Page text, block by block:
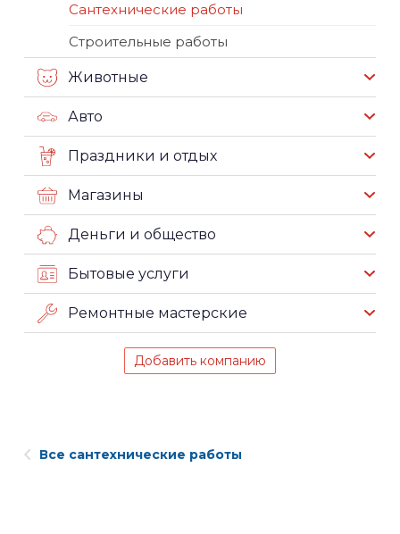
Сантехнические работы
Строительные работы
Животные
Авто
Праздники и отдых
Магазины
Деньги и общество
Бытовые услуги
Ремонтные мастерские
Добавить компанию
Все сантехнические работы